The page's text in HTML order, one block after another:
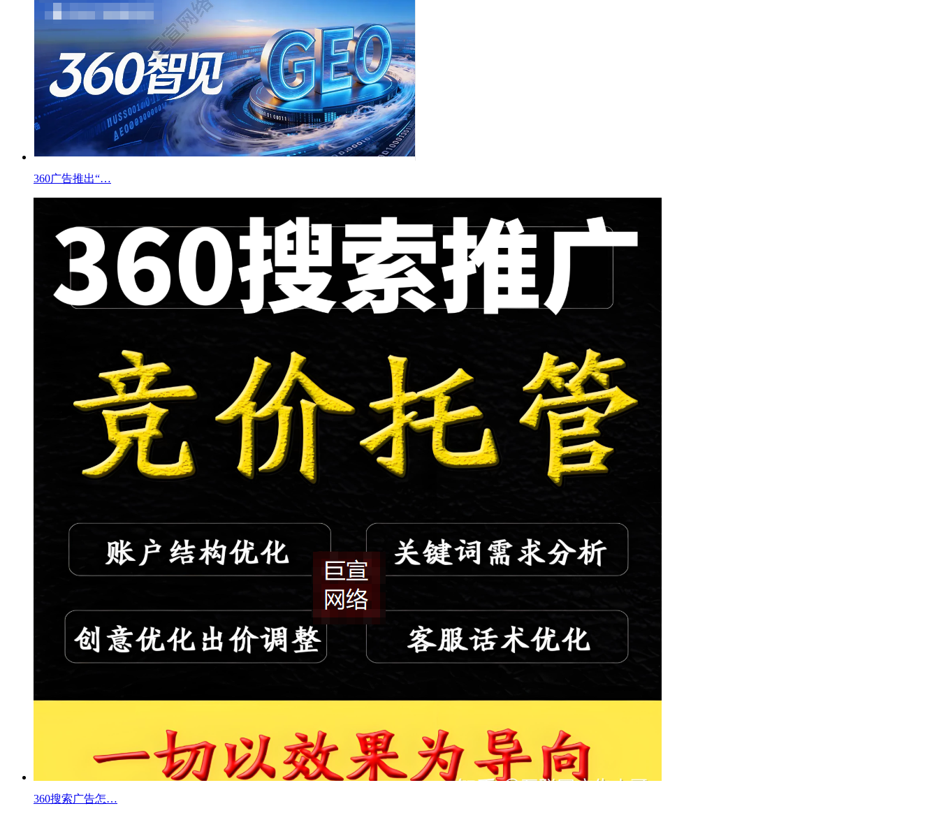
360广告推出“…
360搜索广告怎…